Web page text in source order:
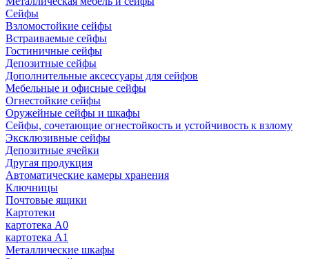
Сейфы
Взломостойкие сейфы
Встраиваемые сейфы
Гостиничные сейфы
Депозитные сейфы
Дополнительные аксессуары для сейфов
Мебельные и офисные сейфы
Огнестойкие сейфы
Оружейные сейфы и шкафы
Сейфы, сочетающие огнестойкость и устойчивость к взлому
Эксклюзивные сейфы
Депозитные ячейки
Другая продукция
Автоматические камеры хранения
Ключницы
Почтовые ящики
Картотеки
картотека А0
картотека А1
Металлические шкафы